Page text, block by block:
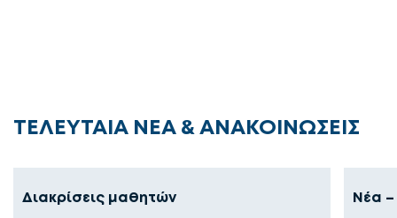
ΤΕΛΕΥΤΑΙΑ ΝΕΑ & ΑΝΑΚΟΙΝΩΣΕΙΣ
Διακρίσεις μαθητών Νέα –